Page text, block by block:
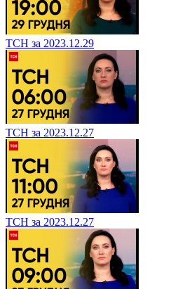
ТСН за 2023.12.29
ТСН за 2023.12.27
ТСН за 2023.12.27